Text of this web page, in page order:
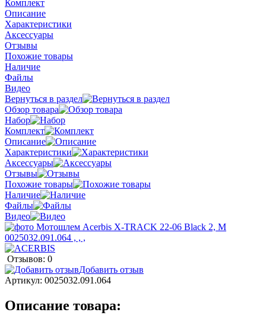
Комплект
Описание
Характеристики
Аксессуары
Отзывы
Похожие товары
Наличие
Файлы
Видео
Вернуться в раздел
Обзор товара
Набор
Комплект
Описание
Характеристики
Аксессуары
Отзывы
Похожие товары
Наличие
Файлы
Видео
Отзывов: 0
Добавить отзыв
Артикул: 0025032.091.064
Описание товара: